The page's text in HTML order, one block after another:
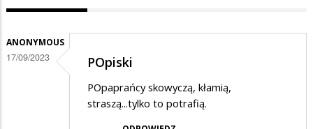
ANONYMOUS
17/09/2023 POpiski
POpaprańcy skowyczą, kłamią,
straszą...tylko to potrafią.